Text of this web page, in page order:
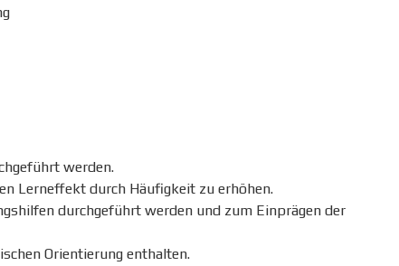
werden.
Lerneffekt durch Häufigkeit zu erhöhen.
durchgeführt werden und zum Einprägen der
Orientierung enthalten.